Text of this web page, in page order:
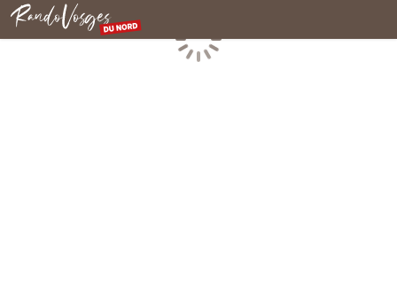
Rando Vosges du Nord
Chargement